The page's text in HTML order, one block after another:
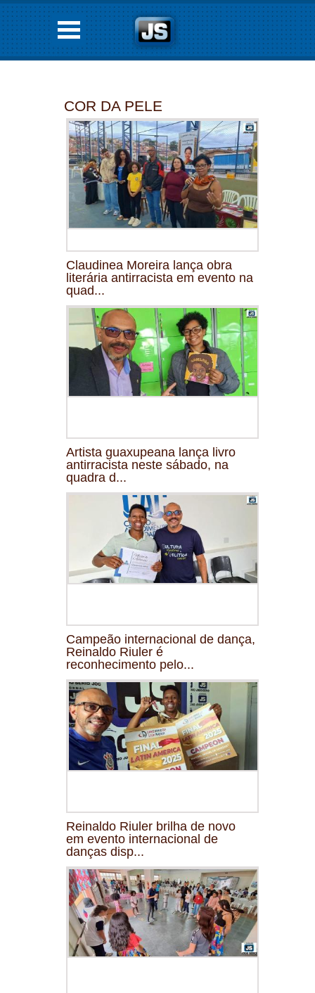
COR DA PELE
Claudinea Moreira lança obra
literária antirracista em evento na
quad...
Artista guaxupeana lança livro
antirracista neste sábado, na
quadra d...
Campeão internacional de dança,
Reinaldo Riuler é
reconhecimento pelo...
Reinaldo Riuler brilha de novo
em evento internacional de
danças disp...